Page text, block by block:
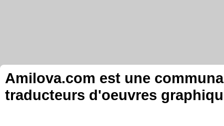
Amilova.com est une
traducteurs d'oeuvres